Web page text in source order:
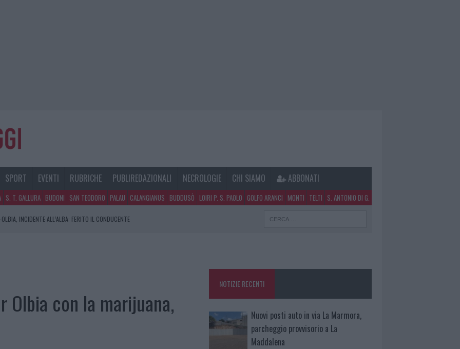
SPORT EVENTI RUBRICHE PUBLIREDAZIONALI NECROLOGIE CHI SIAMO ABBONATI
S. T. GALLURA BUDONI SAN TEODORO PALAU CALANGIANUS BUDDUSÒ LOIRI P. S. PAOLO GOLFO ARANCI MONTI TELTI S. ANTONIO DI G.
INCIDENTE ALL’ALBA: FERITO IL CONDUCENTE
DA JOVANOTTI ALLA ZUPPA GALLURESE: GLI APPUNTAMENTI DA NON
Olbia con la marijuana,
NOTIZIE RECENTI
Nuovi posti auto in via La Marmora,
parcheggio provvisorio a La
Maddalena